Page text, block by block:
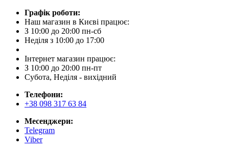
Графік роботи:
Наш магазин в Києві працює:
З 10:00 до 20:00 пн-сб
Неділя з 10:00 до 17:00
Інтернет магазин працює:
З 10:00 до 20:00 пн-пт
Субота, Неділя - вихідний
Телефони:
+38 098 317 63 84
Месенджери:
Telegram
Viber